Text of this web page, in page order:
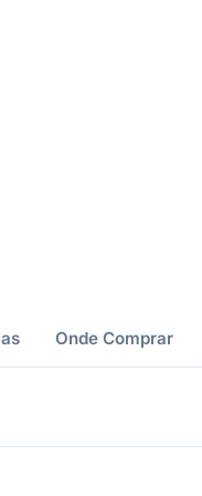
Onde Comprar